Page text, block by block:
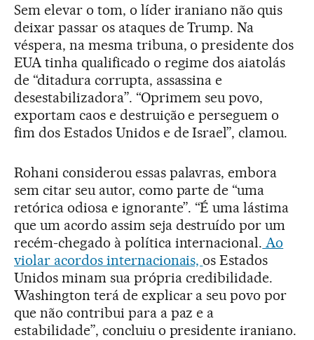
Sem elevar o tom, o líder iraniano não quis
deixar passar os ataques de Trump. Na
véspera, na mesma tribuna, o presidente dos
EUA tinha qualificado o regime dos aiatolás
de “ditadura corrupta, assassina e
desestabilizadora”. “Oprimem seu povo,
exportam caos e destruição e perseguem o
fim dos Estados Unidos e de Israel”, clamou.
Rohani considerou essas palavras, embora
sem citar seu autor, como parte de “uma
retórica odiosa e ignorante”. “É uma lástima
que um acordo assim seja destruído por um
recém-chegado à política internacional. Ao
violar acordos internacionais,os Estados
Unidos minam sua própria credibilidade.
Washington terá de explicar a seu povo por
que não contribui para a paz e a
estabilidade”, concluiu o presidente iraniano.